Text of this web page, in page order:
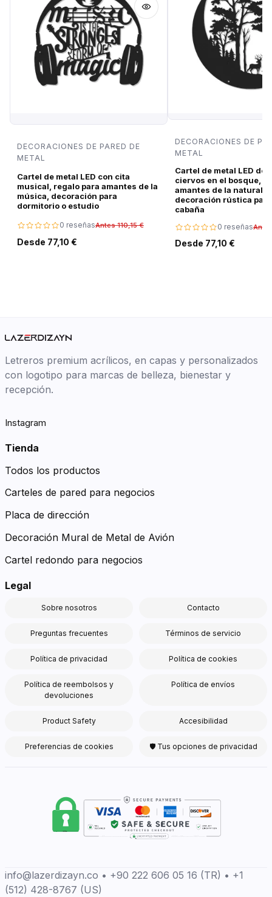
DECORACIONES DE PARED DE
METAL
Cartel de metal LED con cita
musical, regalo para amantes de la
música, decoración para
dormitorio o estudio
0 reseñasAntes 110,15 €
Desde 77,10 €
DECORACIONES DE
METAL
Cartel de metal LED de
ciervos en el bosque,
amantes de la
decoración rústica
cabaña
0 reseñas
Desde 77,10 €
Letreros premium acrílicos, en capas y personalizados
con logotipo para marcas de belleza, bienestar y
recepción.
Instagram
Tienda
Todos los productos
Carteles de pared para negocios
Placa de dirección
Decoración Mural de Metal de Avión
Cartel redondo para negocios
Legal
Sobre nosotros Contacto
Preguntas frecuentes Términos de servicio
Política de privacidad Política de cookies
Política de reembolsos y
devoluciones
Política de envíos
Product Safety Accesibilidad
Preferencias de cookies 🛡 Tus opciones de privacidad
info@lazerdizayn.co • +90 222 606 05 16 (TR) • +1
(512) 428-8767 (US)